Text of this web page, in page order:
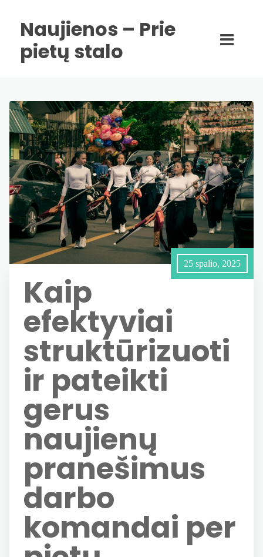
Naujienos – Prie
pietų stalo
25 spalio, 2025
Kaip
efektyviai
struktūrizuoti
ir pateikti
gerus
naujienų
pranešimus
darbo
komandai per